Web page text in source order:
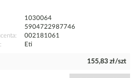
1030064
5904722987746
002181061
Eti
155,83 zł/szt